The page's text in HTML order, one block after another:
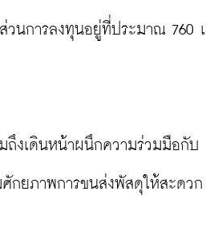
วนการลงทุนอยู่ที่ประมาณ 760
ถึงเดินหน้าผนึกความร่วมมือกับ
กยภาพการขนส่งพัสดุให้สะดวก